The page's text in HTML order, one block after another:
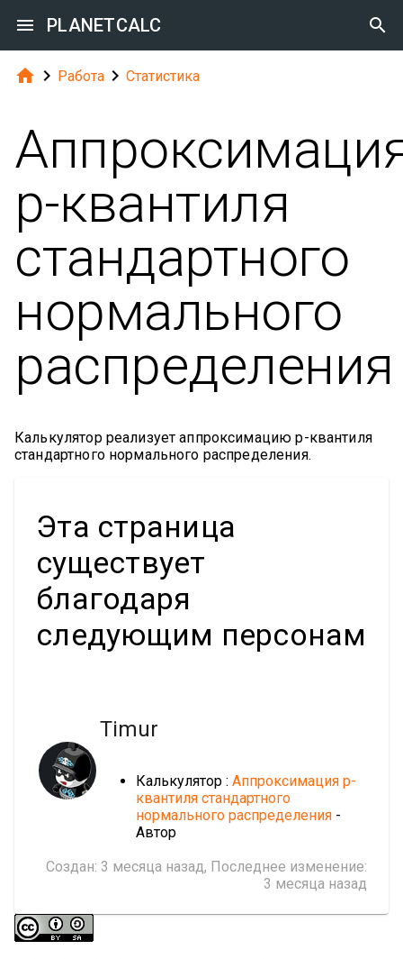
 PLANETCALC 
  Работа  Статистика
p-квантиля
стандартного
нормального
распределения
Калькулятор реализует аппроксимацию p-квантиля
стандартного нормального распределения.
Эта страница
существует
благодаря
следующим персонам
Timur
Калькулятор : Аппроксимация p-
квантиля стандартного
нормального распределения -
Автор
Создан: 3 месяца назад, Последнее изменение:
3 месяца назад